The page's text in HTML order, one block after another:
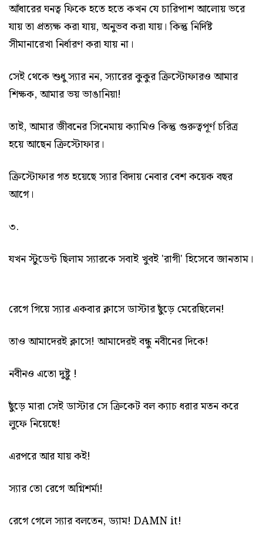
আঁধারের ঘনত্ব ফিকে হতে হতে কখন যে চারিপাশ আলোয় ভরে
যায় তা প্রত্যক্ষ করা যায়, অনুভব করা যায়। কিন্তু নির্দিষ্ট
সীমানারেখা নির্ধারণ করা যায় না।
সেই থেকে শুধু স্যার নন, স্যারের কুকুর ক্রিস্টোফারও আমার
শিক্ষক, আমার ভয় ভাঙানিয়া!
তাই, আমার জীবনের সিনেমায় ক্যামিও কিন্তু গুরুত্বপূর্ণ চরিত্র
হয়ে আছেন ক্রিস্টোফার।
ক্রিস্টোফার গত হয়েছে স্যার বিদায় নেবার বেশ কয়েক বছর
আগে।
৩.
যখন স্টুডেন্ট ছিলাম স্যারকে সবাই খুবই 'রাগী' হিসেবে জানতাম।
রেগে গিয়ে স্যার একবার ক্লাসে ডাস্টার ছুঁড়ে মেরেছিলেন!
তাও আমাদেরই ক্লাসে! আমাদেরই বন্ধু নবীনের দিকে!
নবীনও এতো দুষ্টু !
ছুঁড়ে মারা সেই ডাস্টার সে ক্রিকেট বল ক্যাচ ধরার মতন করে
লুফে নিয়েছে!
এরপরে আর যায় কই!
স্যার তো রেগে অগ্নিশর্মা!
রেগে গেলে স্যার বলতেন, ড্যাম! DAMN it!